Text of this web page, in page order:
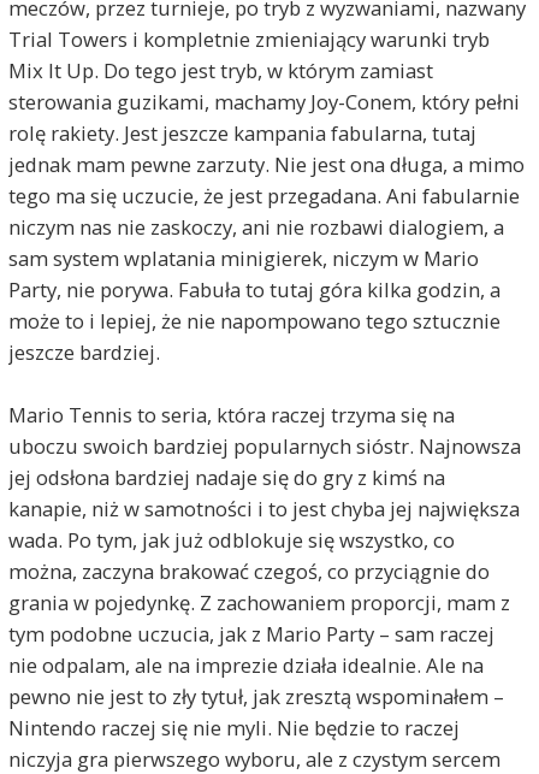
meczów, przez turnieje, po tryb z wyzwaniami, nazwany
Trial Towers i kompletnie zmieniający warunki tryb
Mix It Up. Do tego jest tryb, w którym zamiast
sterowania guzikami, machamy Joy-Conem, który pełni
rolę rakiety. Jest jeszcze kampania fabularna, tutaj
jednak mam pewne zarzuty. Nie jest ona długa, a mimo
tego ma się uczucie, że jest przegadana. Ani fabularnie
niczym nas nie zaskoczy, ani nie rozbawi dialogiem, a
sam system wplatania minigierek, niczym w Mario
Party, nie porywa. Fabuła to tutaj góra kilka godzin, a
może to i lepiej, że nie napompowano tego sztucznie
jeszcze bardziej.
Mario Tennis to seria, która raczej trzyma się na
uboczu swoich bardziej popularnych sióstr. Najnowsza
jej odsłona bardziej nadaje się do gry z kimś na
kanapie, niż w samotności i to jest chyba jej największa
wada. Po tym, jak już odblokuje się wszystko, co
można, zaczyna brakować czegoś, co przyciągnie do
grania w pojedynkę. Z zachowaniem proporcji, mam z
tym podobne uczucia, jak z Mario Party – sam raczej
nie odpalam, ale na imprezie działa idealnie. Ale na
pewno nie jest to zły tytuł, jak zresztą wspominałem –
Nintendo raczej się nie myli. Nie będzie to raczej
niczyja gra pierwszego wyboru, ale z czystym sercem